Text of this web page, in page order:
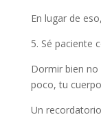
En lugar de
5. Sé paciente
Dormir bien
poco, tu
Un